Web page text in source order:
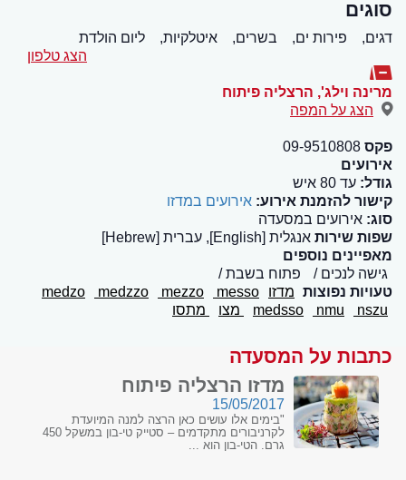
סוגים
דגים, פירות ים, בשרים, איטלקיות,
ליום הולדת
הצג טלפון
מרינה וילג', הרצליה פיתוח
הצג על המפה
פקס 09-9510808
אירועים
גודל: עד 80 איש
קישור להזמנת אירוע: אירועים במדזו
סוג: אירועים במסעדה
שפות שירות אנגלית [English], עברית [Hebrew]
מאפיינים נוספים
גישה לנכים
פתוח בשבת
טעויות נפוצות מדזו medzo medzzo mezzo
messo
medsso
nmu nszu מצו מתסו
כתבות על המסעדה
מדזו הרצליה פיתוח
15/05/2017
"בימים אלו עושים כאן הרצה למנה המיועדת
לקרניבורים מתקדמים – סטייק טי-בון במשקל 450
גרם. הטי-בון הוא ...